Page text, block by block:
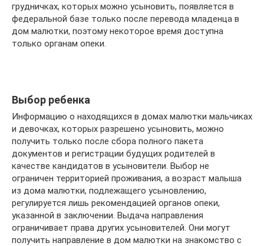
грудничках, которых можно усыновить, появляется в
федеральной базе только после перевода младенца в
дом малютки, поэтому некоторое время доступна
только органам опеки.
Выбор ребенка
Информацию о находящихся в домах малютки мальчиках
и девочках, которых разрешено усыновить, можно
получить только после сбора полного пакета
документов и регистрации будущих родителей в
качестве кандидатов в усыновители. Выбор не
ограничен территорией проживания, а возраст малыша
из дома малютки, подлежащего усыновлению,
регулируется лишь рекомендацией органов опеки,
указанной в заключении. Выдача направления
ограничивает права других усыновителей. Они могут
получить направление в дом малютки на знакомство с